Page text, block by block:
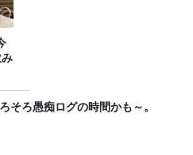
そろ愚痴ログの時間かも～。